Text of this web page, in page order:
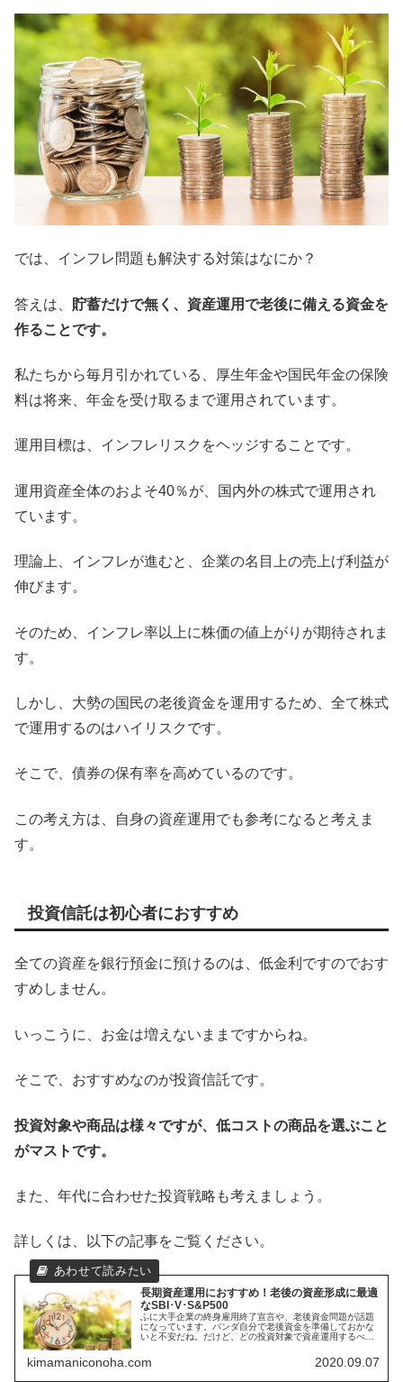
では、インフレ問題も解決する対策はなにか？
答えは、 貯蓄だけで無く、資産運用で老後に備える資金を
作ることです。
私たちから毎月引かれている、厚生年金や国民年金の保険
料は将来、年金を受け取るまで運用されています。
運用目標は、インフレリスクをヘッジすることです。
運用資産全体のおよそ40％が、国内外の株式で運用され
ています。
理論上、インフレが進むと、企業の名目上の売上げ利益が
伸びます。
そのため、インフレ率以上に株価の値上がりが期待されま
す。
しかし、大勢の国民の老後資金を運用するため、全て株式
で運用するのはハイリスクです。
そこで、債券の保有率を高めているのです。
この考え方は、自身の資産運用でも参考になると考えま
す。
投資信託は初心者におすすめ
全ての資産を銀行預金に預けるのは、低金利ですのでおす
すめしません。
いっこうに、お金は増えないままですからね。
そこで、おすすめなのが投資信託です。
投資対象や商品は様々ですが、低コストの商品を選ぶこと
がマストです。
また、年代に合わせた投資戦略も考えましょう。
詳しくは、以下の記事をご覧ください。
長期資産運用におすすめ！老後の資産形成に最適
なSBI･V･S&P500
ふに大手企業の終身雇用終了宣言や、老後資金問題が話題
になっています。パンダ自分で老後資金を準備しておかな
いと不安だね。だけど、どの投資対象で資産運用するべき
kimamaniconoha.com 2020.09.07